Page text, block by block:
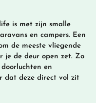
is met zijn smalle
en campers. Een
de meeste vliegende
je de deur open zet. Zo
en
dat deze direct vol zit